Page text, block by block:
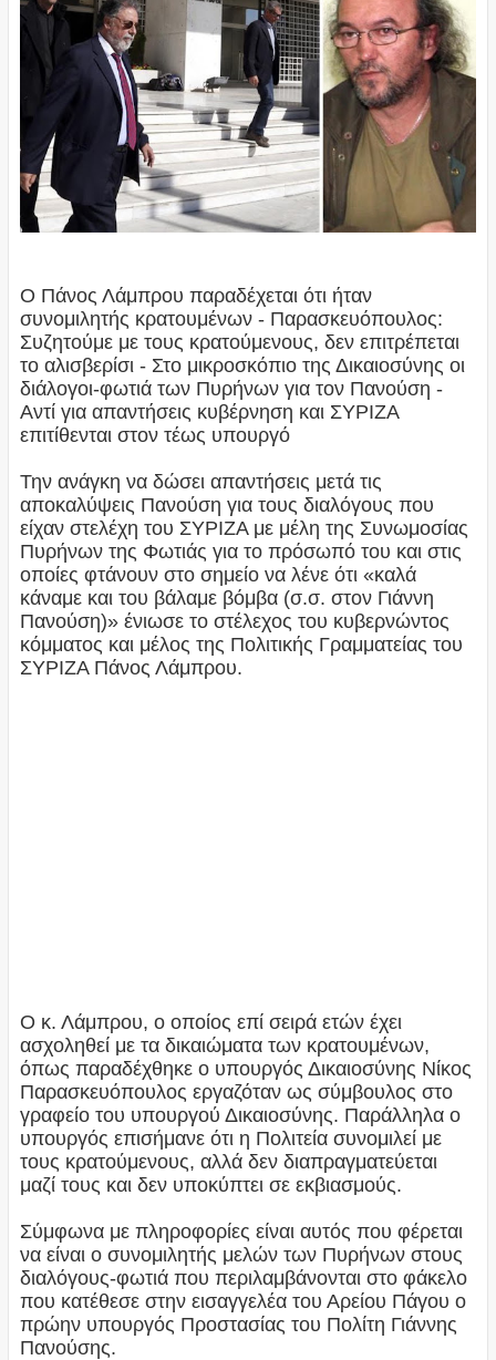
Ο Πάνος Λάμπρου παραδέχεται ότι ήταν
συνομιλητής κρατουμένων - Παρασκευόπουλος:
Συζητούμε με τους κρατούμενους, δεν επιτρέπεται
το αλισβερίσι - Στο μικροσκόπιο της Δικαιοσύνης οι
διάλογοι-φωτιά των Πυρήνων για τον Πανούση -
Αντί για απαντήσεις κυβέρνηση και ΣΥΡΙΖΑ
επιτίθενται στον τέως υπουργό
Την ανάγκη να δώσει απαντήσεις μετά τις
αποκαλύψεις Πανούση για τους διαλόγους που
είχαν στελέχη του ΣΥΡΙΖΑ με μέλη της Συνωμοσίας
Πυρήνων της Φωτιάς για το πρόσωπό του και στις
οποίες φτάνουν στο σημείο να λένε ότι «καλά
κάναμε και του βάλαμε βόμβα (σ.σ. στον Γιάννη
Πανούση)» ένιωσε το στέλεχος του κυβερνώντος
κόμματος και μέλος της Πολιτικής Γραμματείας του
ΣΥΡΙΖΑ Πάνος Λάμπρου.
Ο κ. Λάμπρου, ο οποίος επί σειρά ετών έχει
ασχοληθεί με τα δικαιώματα των κρατουμένων,
όπως παραδέχθηκε ο υπουργός Δικαιοσύνης Νίκος
Παρασκευόπουλος εργαζόταν ως σύμβουλος στο
γραφείο του υπουργού Δικαιοσύνης. Παράλληλα ο
υπουργός επισήμανε ότι η Πολιτεία συνομιλεί με
τους κρατούμενους, αλλά δεν διαπραγματεύεται
μαζί τους και δεν υποκύπτει σε εκβιασμούς.
Σύμφωνα με πληροφορίες είναι αυτός που φέρεται
να είναι ο συνομιλητής μελών των Πυρήνων στους
διαλόγους-φωτιά που περιλαμβάνονται στο φάκελο
που κατέθεσε στην εισαγγελέα του Αρείου Πάγου ο
πρώην υπουργός Προστασίας του Πολίτη Γιάννης
Πανούσης.